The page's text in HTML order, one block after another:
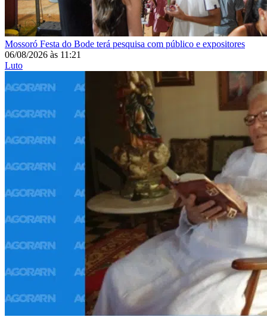
Mossoró Festa do Bode terá pesquisa com público e expositores
06/08/2026 às 11:21
Luto